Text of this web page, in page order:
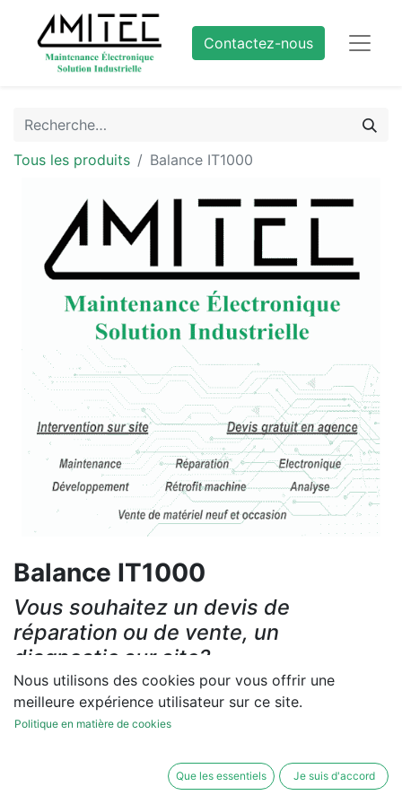
Contactez-nous
Tous les produits Balance IT1000
Balance IT1000
Vous souhaitez un devis de
réparation ou de vente, un
diagnostic sur site?
Contactez-nous
Les réparations et les ventes sont garanties
Nous utilisons des cookies pour vous offrir une
meilleure expérience utilisateur sur ce site.
Politique en matière de cookies
Que les essentiels Je suis d'accord